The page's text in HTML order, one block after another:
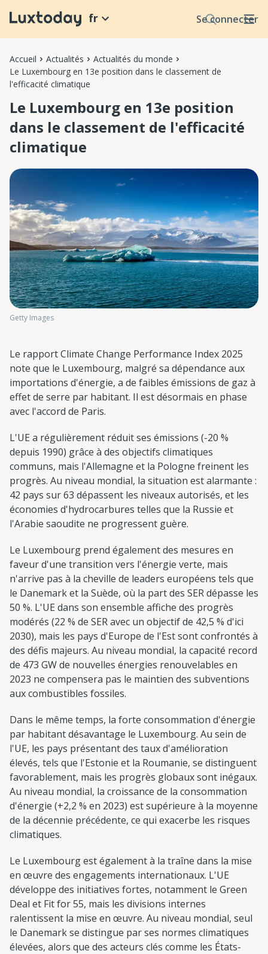
Se connecter
fr
Accueil Actualités
Actualités du monde
Le Luxembourg en 13e position dans le classement de
l'efficacité climatique
Le Luxembourg en 13e position
dans le classement de l'efficacité
climatique
Getty Images
Le rapport Climate Change Performance Index 2025
note que le Luxembourg, malgré sa dépendance aux
importations d'énergie, a de faibles émissions de gaz à
effet de serre par habitant. Il est désormais en phase
avec l'accord de Paris.
L'UE a régulièrement réduit ses émissions (-20 %
depuis 1990) grâce à des objectifs climatiques
communs, mais l'Allemagne et la Pologne freinent les
progrès. Au niveau mondial, la situation est alarmante :
42 pays sur 63 dépassent les niveaux autorisés, et les
économies d'hydrocarbures telles que la Russie et
l'Arabie saoudite ne progressent guère.
Le Luxembourg prend également des mesures en
faveur d'une transition vers l'énergie verte, mais
n'arrive pas à la cheville de leaders européens tels que
le Danemark et la Suède, où la part des SER dépasse les
50 %. L'UE dans son ensemble affiche des progrès
modérés (22 % de SER avec un objectif de 42,5 % d'ici
2030), mais les pays d'Europe de l'Est sont confrontés à
des défis majeurs. Au niveau mondial, la capacité record
de 473 GW de nouvelles énergies renouvelables en
2023 ne compensera pas le maintien des subventions
aux combustibles fossiles.
Dans le même temps, la forte consommation d'énergie
par habitant désavantage le Luxembourg. Au sein de
l'UE, les pays présentant des taux d'amélioration
élevés, tels que l'Estonie et la Roumanie, se distinguent
favorablement, mais les progrès globaux sont inégaux.
Au niveau mondial, la croissance de la consommation
d'énergie (+2,2 % en 2023) est supérieure à la moyenne
de la décennie précédente, ce qui exacerbe les risques
climatiques.
Le Luxembourg est également à la traîne dans la mise
en œuvre des engagements internationaux. L'UE
développe des initiatives fortes, notamment le Green
Deal et Fit for 55, mais les divisions internes
ralentissent la mise en œuvre. Au niveau mondial, seul
le Danemark se distingue par ses normes climatiques
élevées, alors que des acteurs clés comme les États-